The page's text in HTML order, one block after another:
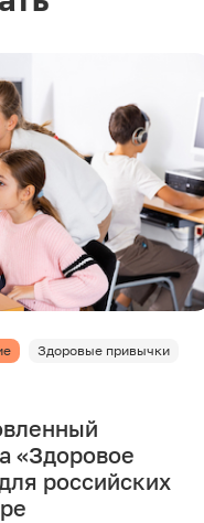
Здоровые привычки
«Здоровое
российских